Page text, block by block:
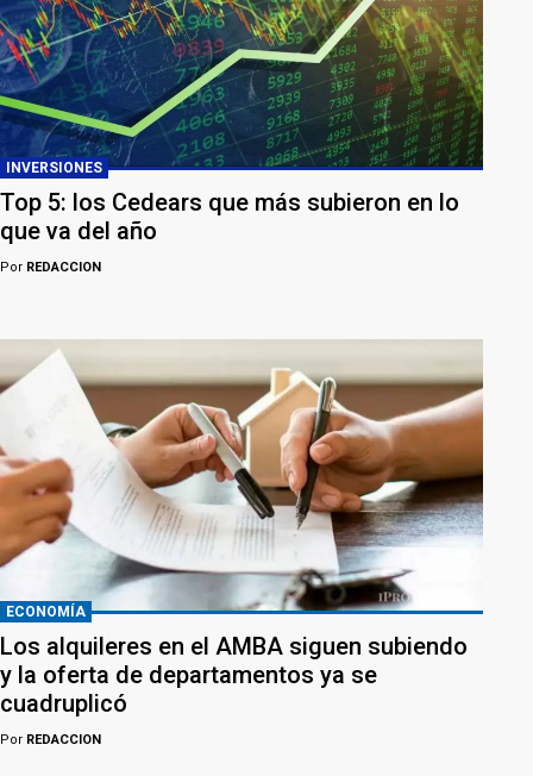
INVERSIONES
Top 5: los Cedears que más subieron en lo
que va del año
Por REDACCION
ECONOMÍA
Los alquileres en el AMBA siguen subiendo
y la oferta de departamentos ya se
cuadruplicó
Por REDACCION